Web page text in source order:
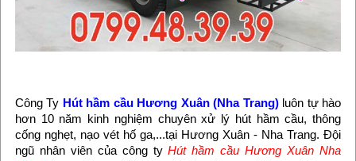
Công Ty Hút hầm cầu Hương Xuân (Nha Trang)luôn tự hào
hơn 10 năm kinh nghiệm chuyên xử lý hút hầm cầu, thông
cống nghẹt, nạo vét hố ga,...tại Hương Xuân - Nha Trang. Đội
ngũ nhân viên của công tyHút hầm cầu Hương Xuân Nha